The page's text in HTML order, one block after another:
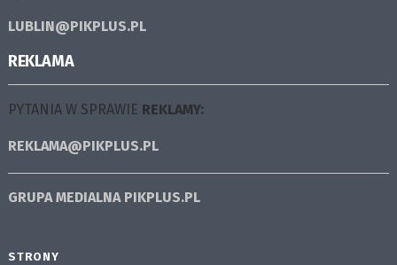
LUBLIN@PIKPLUS.PL
REKLAMA
PYTANIA W SPRAWIE REKLAMY:
REKLAMA@PIKPLUS.PL
GRUPA MEDIALNA PIKPLUS.PL
STRONY